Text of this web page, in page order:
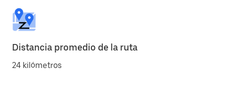
Distancia promedio de la ruta
24 kilómetros